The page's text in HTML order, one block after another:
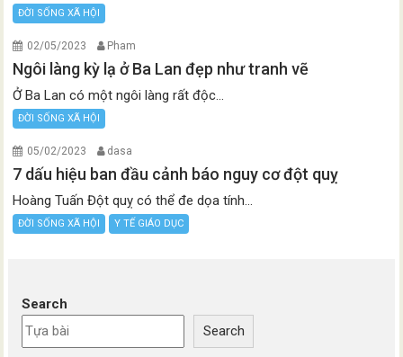
ĐỜI SỐNG XÃ HỘI
02/05/2023 Pham
Ngôi làng kỳ lạ ở Ba Lan đẹp như tranh vẽ
Ở Ba Lan có một ngôi làng rất độc...
ĐỜI SỐNG XÃ HỘI
05/02/2023 dasa
7 dấu hiệu ban đầu cảnh báo nguy cơ đột quỵ
Hoàng Tuấn Đột quỵ có thể đe dọa tính...
ĐỜI SỐNG XÃ HỘI Y TẾ GIÁO DỤC
Search
Search